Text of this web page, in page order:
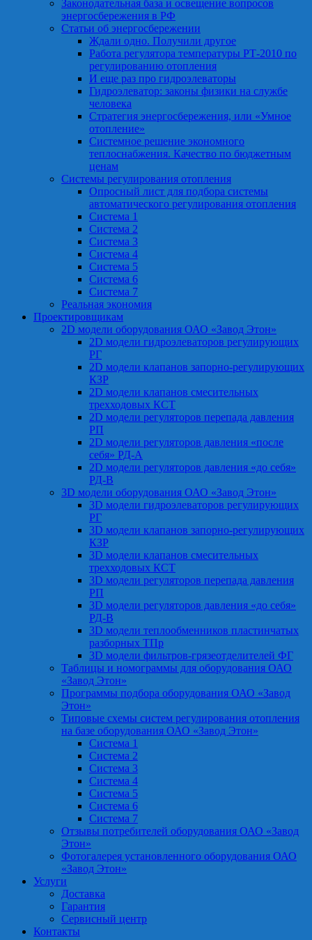
Законодательная база и освещение вопросов
энергосбережения в РФ
Статьи об энергосбережении
Ждали одно. Получили другое
Работа регулятора температуры РТ-2010 по
регулированию отопления
И еще раз про гидроэлеваторы
Гидроэлеватор: законы физики на службе
человека
Стратегия энергосбережения, или «Умное
отопление»
Системное решение экономного
теплоснабжения. Качество по бюджетным
ценам
Системы регулирования отопления
Опросный лист для подбора системы
автоматического регулирования отопления
Система 1
Система 2
Система 3
Система 4
Система 5
Система 6
Система 7
Реальная экономия
Проектировщикам
2D модели оборудования ОАО «Завод Этон»
2D модели гидроэлеваторов регулирующих
РГ
2D модели клапанов запорно-регулирующих
КЗР
2D модели клапанов смесительных
трехходовых КСТ
2D модели регуляторов перепада давления
РП
2D модели регуляторов давления «после
себя» РД-А
2D модели регуляторов давления «до себя»
РД-В
3D модели оборудования ОАО «Завод Этон»
3D модели гидроэлеваторов регулирующих
РГ
3D модели клапанов запорно-регулирующих
КЗР
3D модели клапанов смесительных
трехходовых КСТ
3D модели регуляторов перепада давления
РП
3D модели регуляторов давления «до себя»
РД-В
3D модели теплообменников пластинчатых
разборных ТПр
3D модели фильтров-грязеотделителей ФГ
Таблицы и номограммы для оборудования ОАО
«Завод Этон»
Программы подбора оборудования ОАО «Завод
Этон»
Типовые схемы систем регулирования отопления
на базе оборудования ОАО «Завод Этон»
Система 1
Система 2
Система 3
Система 4
Система 5
Система 6
Система 7
Отзывы потребителей оборудования ОАО «Завод
Этон»
Фотогалерея установленного оборудования ОАО
«Завод Этон»
Услуги
Доставка
Гарантия
Сервисный центр
Контакты